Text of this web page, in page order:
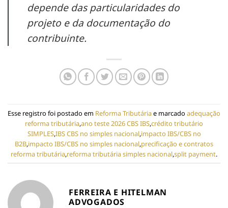
depende das particularidades do
projeto e da documentação do
contribuinte.
Esse registro foi postado em Reforma Tributáriae marcado adequação
reforma tributária,ano teste 2026 CBS IBS,crédito tributário
SIMPLES,IBS CBS no simples nacional,impacto IBS/CBS no
B2B,impacto IBS/CBS no simples nacional,precificação e contratos
reforma tributária,reforma tributária simples nacional,split payment.
FERREIRA E HITELMAN
ADVOGADOS